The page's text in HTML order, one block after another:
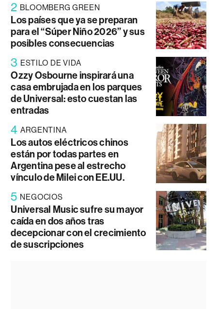
2 BLOOMBERG GREEN
Los países que ya se preparan
para el “Súper Niño 2026” y sus
posibles consecuencias
3 ESTILO DE VIDA
Ozzy Osbourne inspirará una
casa embrujada en los parques
de Universal: esto cuestan las
entradas
4 ARGENTINA
Los autos eléctricos chinos
están por todas partes en
Argentina pese al estrecho
vínculo de Milei con EE.UU.
5 NEGOCIOS
Universal Music sufre su mayor
caída en dos años tras
decepcionar con el crecimiento
de suscripciones